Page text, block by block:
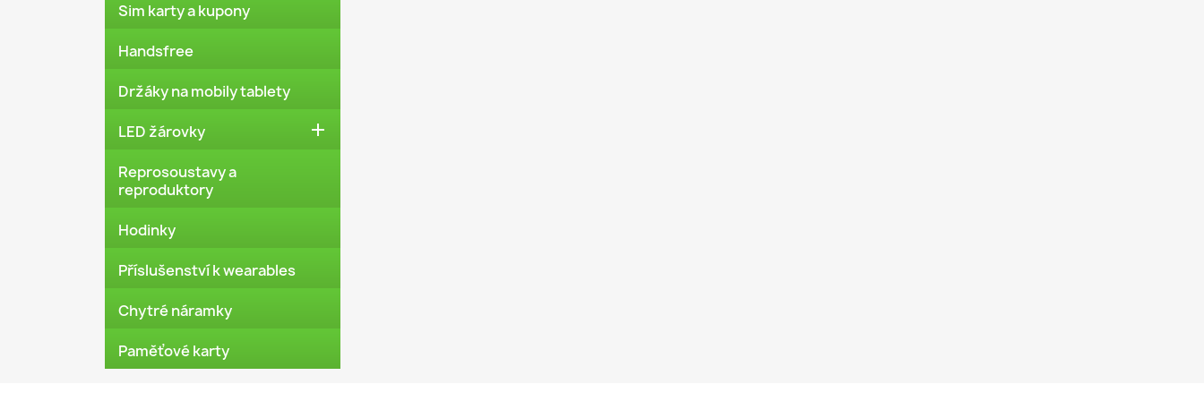
Sim karty a kupony
Handsfree
Držáky na mobily tablety
LED žárovky 
Reprosoustavy a
reproduktory
Hodinky
Příslušenství k wearables
Chytré náramky
Paměťové karty